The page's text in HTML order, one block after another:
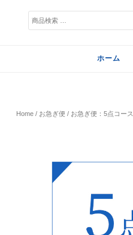
検
索
ホーム
Home/ お急ぎ便 / お急ぎ便：5点コース